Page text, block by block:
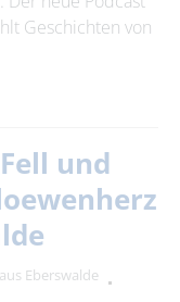
Geschichten von
und
Eberswalde